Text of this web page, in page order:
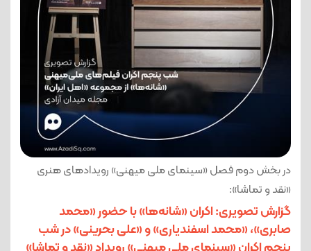
در بخش دوم فصل «سینمای ملی میهنی» رویدادهای هنری
«نقد و تماشا»:
گزارش تصویری: اکران «شانه‌ها» با حضور «محمد
صابری»، «محمد اسفندیاری» و «علی بحرینی» در شب